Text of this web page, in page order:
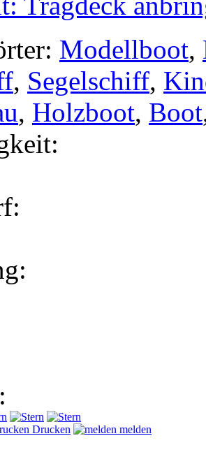
Modellboot,
, Segelschiff,
, Holzboot, Boot
Drucken melden